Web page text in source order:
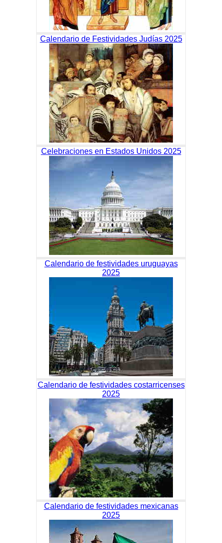
Calendario de Festividades Judías 2025
Celebraciones en Estados Unidos 2025
Calendario de festividades uruguayas
2025
Calendario de festividades costarricenses
2025
Calendario de festividades mexicanas
2025